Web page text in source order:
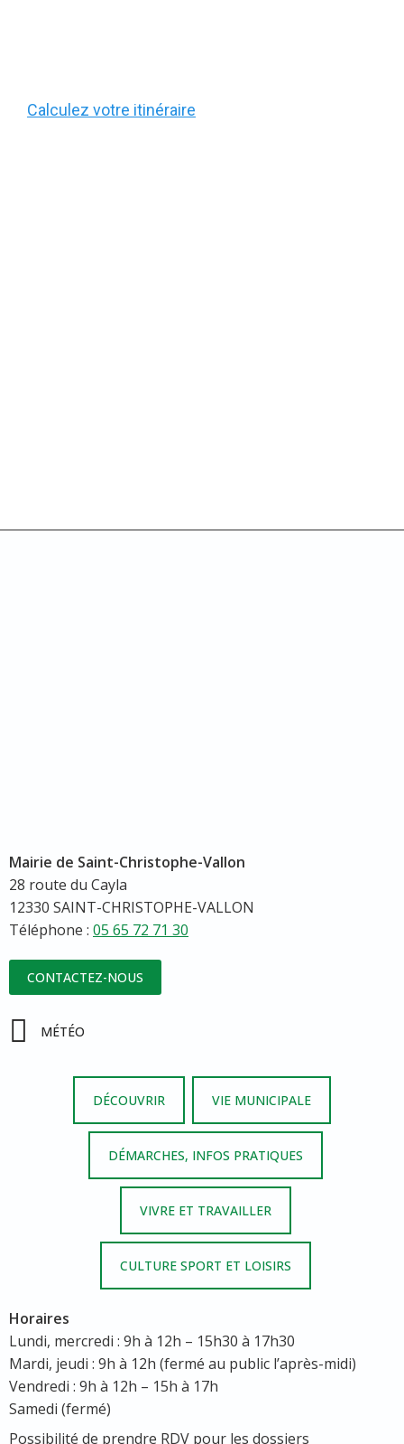
Calculez votre itinéraire
Mairie de Saint-Christophe-Vallon
28 route du Cayla
12330 SAINT-CHRISTOPHE-VALLON
Téléphone : 05 65 72 71 30
CONTACTEZ-NOUS
MÉTÉO
DÉCOUVRIR VIE MUNICIPALE
DÉMARCHES, INFOS PRATIQUES
VIVRE ET TRAVAILLER
CULTURE SPORT ET LOISIRS
Horaires
Lundi, mercredi : 9h à 12h – 15h30 à 17h30
Mardi, jeudi : 9h à 12h (fermé au public l’après-midi)
Vendredi : 9h à 12h – 15h à 17h
Samedi (fermé)
Possibilité de prendre RDV pour les dossiers